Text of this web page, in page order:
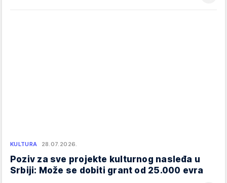
KULTURA 28.07.2026.
Poziv za sve projekte kulturnog nasleđa u
Srbiji: Može se dobiti grant od 25.000 evra